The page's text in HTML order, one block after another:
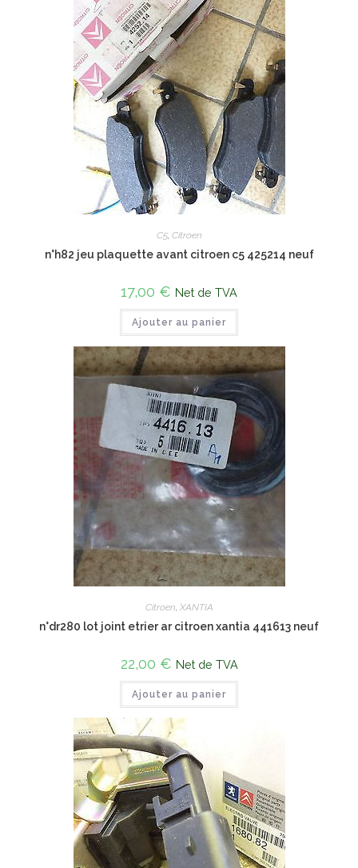
C5, Citroen
n°h82 jeu plaquette avant citroen c5 425214 neuf
17,00 € Net de TVA
Ajouter au panier
Citroen XANTIA
n°dr280 lot joint etrier ar citroen xantia 441613 neuf
22,00 € Net de TVA
Ajouter au panier